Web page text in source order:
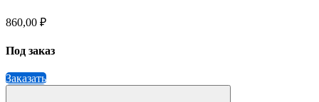
860,00 ₽
Под заказ
Заказать